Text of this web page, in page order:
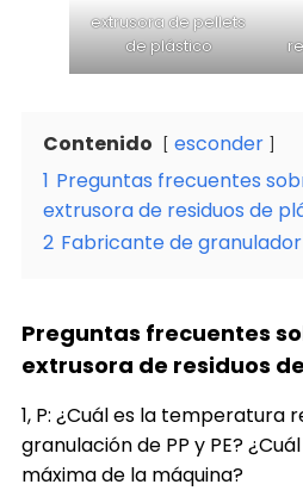
extrusora de pellets
de plástico
Contenido
esconder
1 Preguntas frecuentes
extrusora de residuos de
2 Fabricante de
Preguntas frecuentes
extrusora de residuos
1, P: ¿Cuál es la temperatura
granulación de PP y PE?
máxima de la máquina?